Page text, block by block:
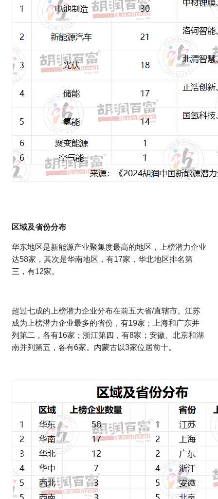
区域及省份分布
华东地区是新能源产业聚集度最高的地区，上榜潜力企业
达58家，其次是华南地区，有17家，华北地区排名第
三，有12家。
超过七成的上榜潜力企业分布在前五大省/直辖市。江苏
成为上榜潜力企业最多的省份，有19家；上海和广东并
列第二，各有16家；浙江第四，有8家；安徽、北京和湖
南并列第五，各有6家。内蒙古以3家位居前十。